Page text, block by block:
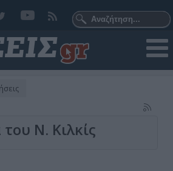
Ν. Κιλκίς